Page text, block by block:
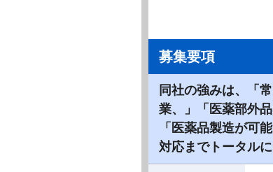
募集要項
同社の強みは、「
業、」「医薬部外
「医薬品製造が可
対応までトータル